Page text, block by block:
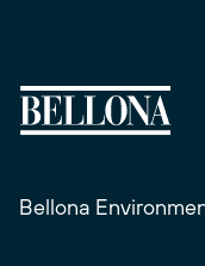
Bellona